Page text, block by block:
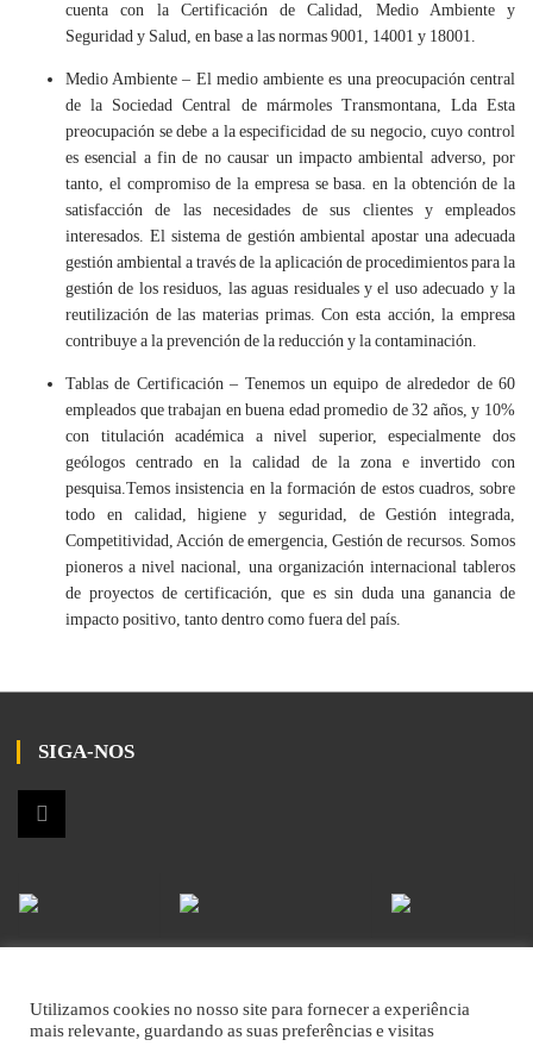
cuenta con la Certificación de Calidad, Medio Ambiente y
Seguridad y Salud, en base a las normas 9001, 14001 y 18001.
Medio Ambiente – El medio ambiente es una preocupación central
de la Sociedad Central de mármoles Transmontana, Lda Esta
preocupación se debe a la especificidad de su negocio, cuyo control
es esencial a fin de no causar un impacto ambiental adverso, por
tanto, el compromiso de la empresa se basa. en la obtención de la
satisfacción de las necesidades de sus clientes y empleados
interesados. El sistema de gestión ambiental apostar una adecuada
gestión ambiental a través de la aplicación de procedimientos para la
gestión de los residuos, las aguas residuales y el uso adecuado y la
reutilización de las materias primas. Con esta acción, la empresa
contribuye a la prevención de la reducción y la contaminación.
Tablas de Certificación – Tenemos un equipo de alrededor de 60
empleados que trabajan en buena edad promedio de 32 años, y 10%
con titulación académica a nivel superior, especialmente dos
geólogos centrado en la calidad de la zona e invertido con
pesquisa.Temos insistencia en la formación de estos cuadros, sobre
todo en calidad, higiene y seguridad, de Gestión integrada,
Competitividad, Acción de emergencia, Gestión de recursos. Somos
pioneros a nivel nacional, una organización internacional tableros
de proyectos de certificación, que es sin duda una ganancia de
impacto positivo, tanto dentro como fuera del país.
SIGA-NOS
Utilizamos cookies no nosso site para fornecer a experiência
mais relevante, guardando as suas preferências e visitas